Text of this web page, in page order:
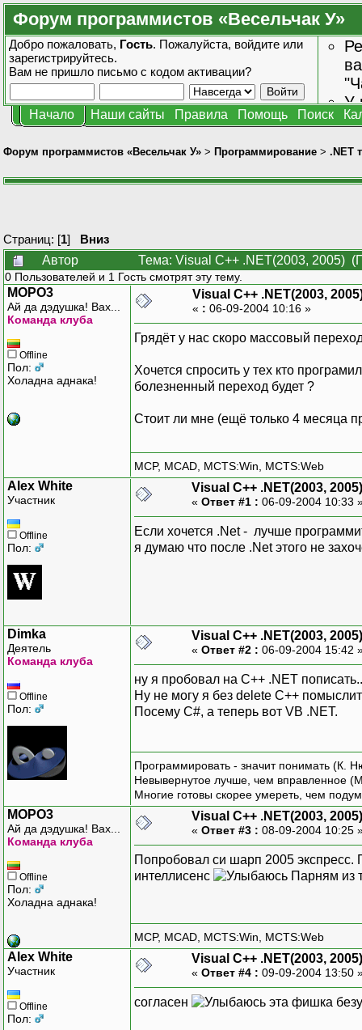
Форум программистов «Весельчак У»
Добро пожаловать, Гость. Пожалуйста, войдите или
зарегистрируйтесь.
Вам не пришло письмо с кодом активации?
У
Начало Наши сайты Правила Помощь Поиск
Форум программистов «Весельчак У» > Программирование > .NET
Страниц: [1] Вниз
Автор
Тема: Visual C++ .NET(2003, 2005)
0 Пользователей и 1 Гость смотрят эту тему.
MOPO3
Ай да дэдушка! Вах...
Команда клуба
Offline
Пол:
Холадна аднака!
Visual C++ .NET(2003,
« : 06-09-2004 10:16 »
Грядёт у нас скоро массовый
Хочется спросить у тех кто
болезненный переход будет ?
Стоит ли мне (ещё только 4 месяца
MCP, MCAD, MCTS:Win, MCTS:Web
Alex White
Участник
Offline
Пол:
Visual C++ .NET(2003, 2005)
« Ответ #1 : 06-09-2004 10:33
Если хочется .Net - лучше
я думаю что после .Net этого не
Dimka
Деятель
Команда клуба
Offline
Пол:
Visual C++ .NET(2003, 2005)
« Ответ #2 : 06-09-2004 15:42
ну я пробовал на C++ .NET
Ну не могу я без delete C++
Посему C#, а теперь вот VB .NET.
Программировать - значит понимать (К.
Невывернутое лучше, чем вправленное
Многие готовы скорее умереть, чем
MOPO3
Ай да дэдушка! Вах...
Команда клуба
Offline
Пол:
Холадна аднака!
Visual C++ .NET(2003, 2005)
« Ответ #3 : 08-09-2004 10:25
Попробовал си шарп 2005
интеллисенс
Парням из
MCP, MCAD, MCTS:Win, MCTS:Web
Alex White
Участник
Offline
Пол:
Visual C++ .NET(2003, 2005)
« Ответ #4 : 09-09-2004 13:50
согласен эта фишка